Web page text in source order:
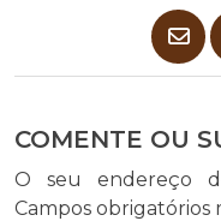
COMENTE OU
O seu endereço
Campos obrigatórios